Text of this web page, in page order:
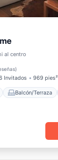
al centro
)
Invitados 969 pies²
Balcón/Terraza